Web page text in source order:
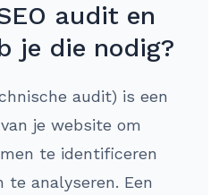
audit en
je die nodig?
audit) is een
je website om
te identificeren
analyseren. Een